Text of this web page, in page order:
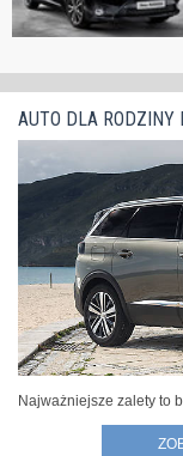
wcześniej brak
Oczywiście
pojazdu -
się światła do
AUTO DLA
Najważniejsze zalety to